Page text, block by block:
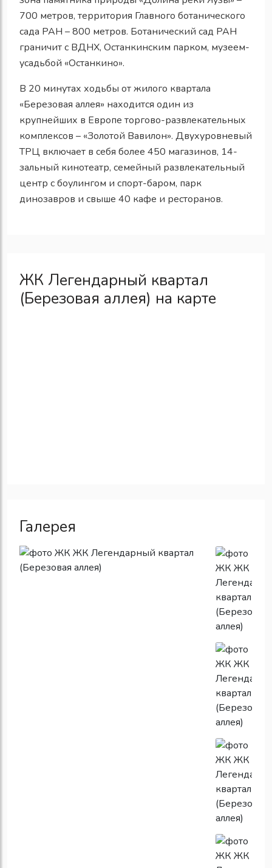
700 метров, территория Главного ботанического
сада РАН – 800 метров. Ботанический сад РАН
граничит с ВДНХ, Останкинским парком, музеем-
усадьбой «Останкино».
В 20 минутах ходьбы от жилого квартала
«Березовая аллея» находится один из
крупнейших в Европе торгово-развлекательных
комплексов – «Золотой Вавилон». Двухуровневый
ТРЦ включает в себя более 450 магазинов, 14-
зальный кинотеатр, семейный развлекательный
центр с боулингом и спорт-баром, парк
динозавров и свыше 40 кафе и ресторанов.
ЖК Легендарный квартал
(Березовая аллея) на карте
Галерея